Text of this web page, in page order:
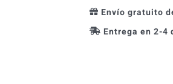
Envío gratuito
Entrega en 2-4